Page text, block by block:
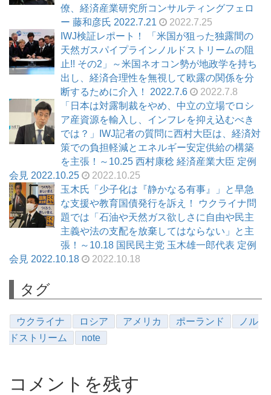
僚、経済産業研究所コンサルティングフェロ
ー 藤和彦氏 2022.7.21
2022.7.25
IWJ検証レポート！ 「米国が狙った独露間の
天然ガスパイプラインノルドストリームの阻
止!! その2」～米国ネオコン勢が地政学を持ち
出し、経済合理性を無視して欧露の関係を分
断するために介入！ 2022.7.6
2022.7.8
「日本は対露制裁をやめ、中立の立場でロシ
ア産資源を輸入し、インフレを抑え込むべき
では？」IWJ記者の質問に西村大臣は、経済対
策での負担軽減とエネルギー安定供給の構築
を主張！～10.25 西村康稔 経済産業大臣 定例
会見 2022.10.25
2022.10.25
玉木氏「少子化は『静かなる有事』」と早急
な支援や教育国債発行を訴え！ ウクライナ問
題では「石油や天然ガス欲しさに自由や民主
主義や法の支配を放棄してはならない」と主
張！～10.18 国民民主党 玉木雄一郎代表 定例
会見 2022.10.18
2022.10.18
タグ
ウクライナ ロシア アメリカ ポーランド
ノル
ドストリーム
note
コメントを残す